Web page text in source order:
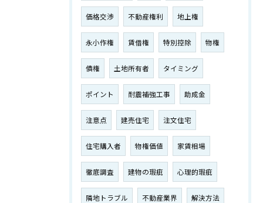
価格交渉 不動産権利 地上権
永小作権 賃借権 特別控除 物権
債権 土地所有者 タイミング
ポイント 耐震補強工事 助成金
注意点 建売住宅 注文住宅
住宅購入者 物権価値 家賃相場
徹底調査 建物の瑕疵 心理的瑕疵
隣地トラブル 不動産業界 解決方法